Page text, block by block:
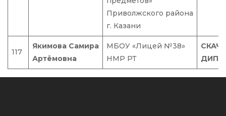
Приволжского района
г. Казани
117
Якимова Самира
Артёмовна
МБОУ «Лицей №38»
НМР РТ